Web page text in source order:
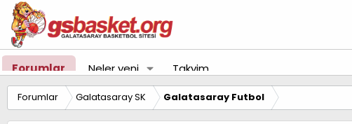
Forumlar Neler yeni Takvim
Forumlar Galatasaray SK Galatasaray Futbol